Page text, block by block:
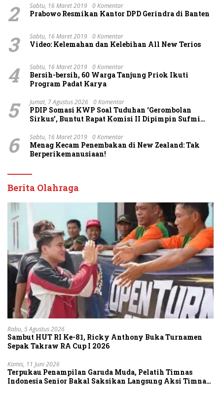
2 Sabtu, 16 Maret 2019 0 Komentar
Prabowo Resmikan Kantor DPD Gerindra di Banten
3 Sabtu, 16 Maret 2019 0 Komentar
Video: Kelemahan dan Kelebihan All New Terios
4 Sabtu, 16 Maret 2019 0 Komentar
Bersih-bersih, 60 Warga Tanjung Priok Ikuti
Program Padat Karya
5 Jumat, 7 Agustus 2026 0 Komentar
PDIP Somasi KWP Soal Tuduhan ‘Gerombolan
Sirkus’, Buntut Rapat Komisi II Dipimpin Sufmi
6 Sabtu, 16 Maret 2019 0 Komentar
Menag Kecam Penembakan di New Zealand: Tak
Berperikemanusiaan!
Berita Olahraga
Rabu, 5 Agustus 2026
Sambut HUT RI Ke-81, Ricky Anthony Buka Turnamen
Sepak Takraw RA Cup I 2026
Kamis, 11 Juni 2026
Terpukau Penampilan Garuda Muda, Pelatih Timnas
Indonesia Senior Bakal Saksikan Langsung Aksi Timnas